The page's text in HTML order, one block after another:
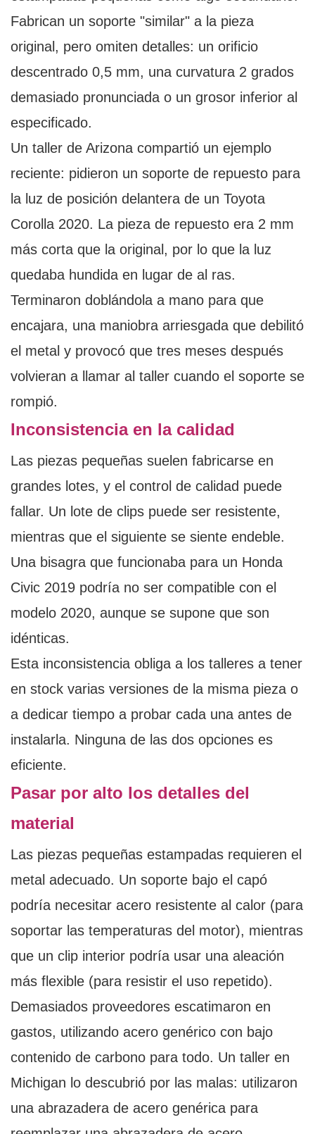
Fabrican un soporte "similar" a la pieza
original, pero omiten detalles: un orificio
descentrado 0,5 mm, una curvatura 2 grados
demasiado pronunciada o un grosor inferior al
especificado.
Un taller de Arizona compartió un ejemplo
reciente: pidieron un soporte de repuesto para
la luz de posición delantera de un Toyota
Corolla 2020. La pieza de repuesto era 2 mm
más corta que la original, por lo que la luz
quedaba hundida en lugar de al ras.
Terminaron doblándola a mano para que
encajara, una maniobra arriesgada que debilitó
el metal y provocó que tres meses después
volvieran a llamar al taller cuando el soporte se
rompió.
Inconsistencia en la calidad
Las piezas pequeñas suelen fabricarse en
grandes lotes, y el control de calidad puede
fallar. Un lote de clips puede ser resistente,
mientras que el siguiente se siente endeble.
Una bisagra que funcionaba para un Honda
Civic 2019 podría no ser compatible con el
modelo 2020, aunque se supone que son
idénticas.
Esta inconsistencia obliga a los talleres a tener
en stock varias versiones de la misma pieza o
a dedicar tiempo a probar cada una antes de
instalarla. Ninguna de las dos opciones es
eficiente.
Pasar por alto los detalles del
material
Las piezas pequeñas estampadas requieren el
metal adecuado. Un soporte bajo el capó
podría necesitar acero resistente al calor (para
soportar las temperaturas del motor), mientras
que un clip interior podría usar una aleación
más flexible (para resistir el uso repetido).
Demasiados proveedores escatimaron en
gastos, utilizando acero genérico con bajo
contenido de carbono para todo. Un taller en
Michigan lo descubrió por las malas: utilizaron
una abrazadera de acero genérica para